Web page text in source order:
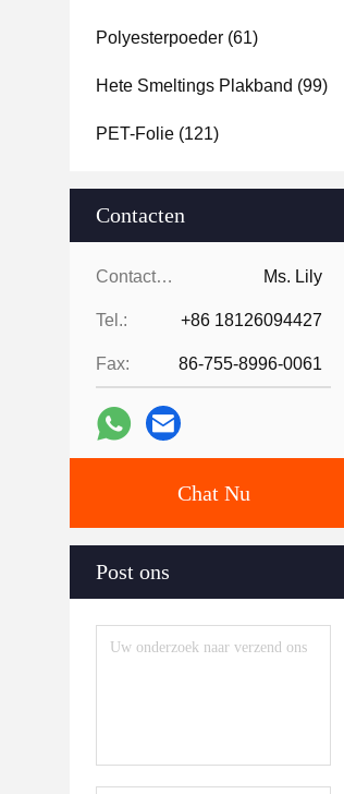
Polyesterpoeder (61)
Hete Smeltings Plakband (99)
PET-Folie (121)
Contacten
Contacten: Ms. Lily
Tel.: +86 18126094427
Fax: 86-755-8996-0061
Chat Nu
Post ons